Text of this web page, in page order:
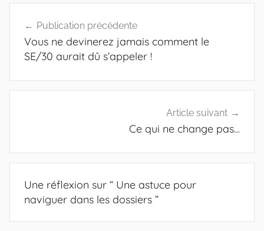
de
l’article
Publication précédente
Vous ne devinerez jamais comment le
SE/30 aurait dû s’appeler !
Article suivant
Ce qui ne change pas…
Une réflexion sur “ Une astuce pour
naviguer dans les dossiers ”